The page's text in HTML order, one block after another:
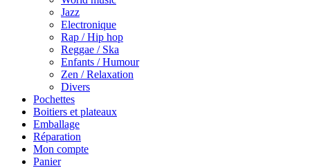
Jazz
Electronique
Rap / Hip hop
Reggae / Ska
Enfants / Humour
Zen / Relaxation
Divers
Pochettes
Boitiers et plateaux
Emballage
Réparation
Mon compte
Panier